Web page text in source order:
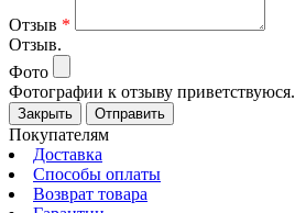
Отзыв *
Отзыв.
Фото
Фотографии к отзыву приветствуюся.
Закрыть Отправить
Покупателям
Доставка
Способы оплаты
Возврат товара